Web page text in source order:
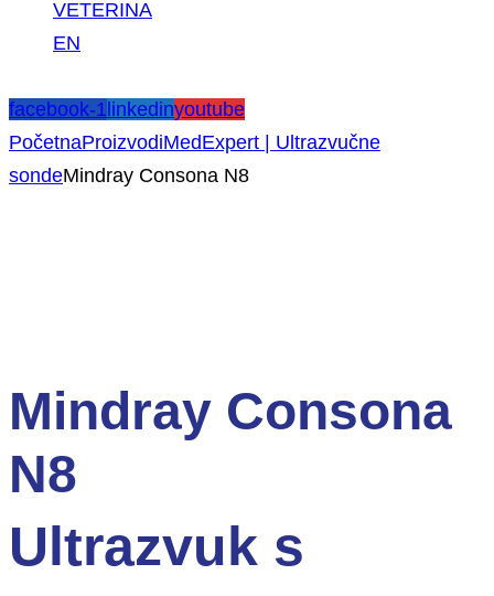
VETERINA
EN
facebook-1 linkedinyoutube
PočetnaProizvodiMedExpert | Ultrazvučne
sondeMindray Consona N8
Mindray Consona
N8
Ultrazvuk s